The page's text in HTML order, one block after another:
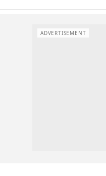
ADVERTISEMENT